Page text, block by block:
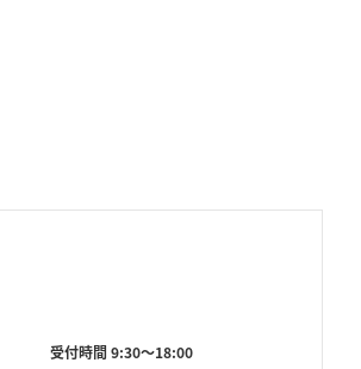
受付時間 9:30～18:00